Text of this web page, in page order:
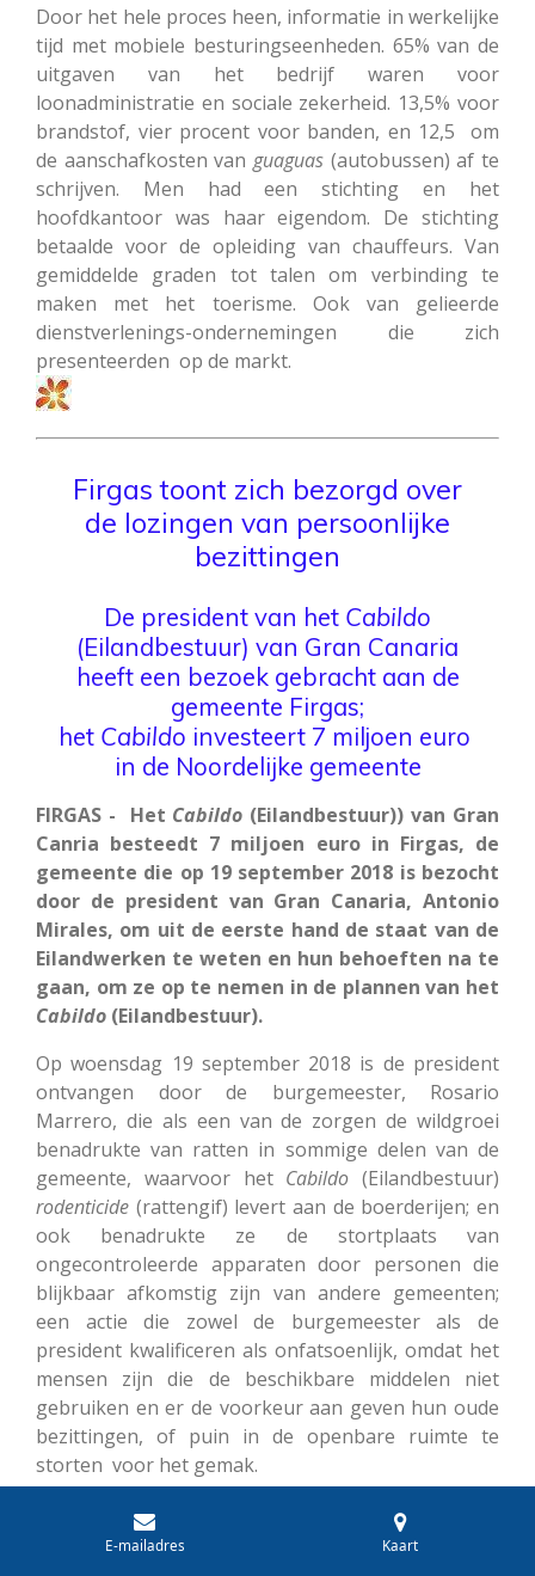
Door het hele proces heen, informatie in werkelijke
tijd met mobiele besturingseenheden. 65% van de
uitgaven van het bedrijf waren voor
loonadministratie en sociale zekerheid. 13,5% voor
brandstof, vier procent voor banden, en 12,5 om
de aanschafkosten van guaguas (autobussen) af te
schrijven. Men had een stichting en het
hoofdkantoor was haar eigendom. De stichting
betaalde voor de opleiding van chauffeurs. Van
gemiddelde graden tot talen om verbinding te
maken met het toerisme. Ook van gelieerde
dienstverlenings-ondernemingen die zich
presenteerden op de markt.
Firgas toont zich bezorgd over
de lozingen van persoonlijke
bezittingen
De president van het Cabildo
(Eilandbestuur) van Gran Canaria
heeft een bezoek gebracht aan de
gemeente Firgas;
het Cabildo investeert 7 miljoen euro
in de Noordelijke gemeente
FIRGAS - Het Cabildo (Eilandbestuur)) van Gran
Canria besteedt 7 miljoen euro in Firgas, de
gemeente die op 19 september 2018 is bezocht
door de president van Gran Canaria, Antonio
Mirales, om uit de eerste hand de staat van de
Eilandwerken te weten en hun behoeften na te
gaan, om ze op te nemen in de plannen van het
Cabildo (Eilandbestuur).
Op woensdag 19 september 2018 is de president
ontvangen door de burgemeester, Rosario
Marrero, die als een van de zorgen de wildgroei
benadrukte van ratten in sommige delen van de
gemeente, waarvoor het Cabildo (Eilandbestuur)
rodenticide (rattengif) levert aan de boerderijen; en
ook benadrukte ze de stortplaats van
ongecontroleerde apparaten door personen die
blijkbaar afkomstig zijn van andere gemeenten;
een actie die zowel de burgemeester als de
president kwalificeren als onfatsoenlijk, omdat het
mensen zijn die de beschikbare middelen niet
gebruiken en er de voorkeur aan geven hun oude
bezittingen, of puin in de openbare ruimte te
storten voor het gemak.
E-mailadres Kaart